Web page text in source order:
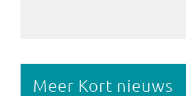
Meer Kort nieuws